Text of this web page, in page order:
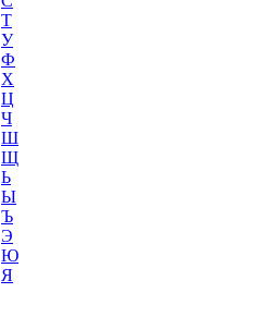
Т
У
Ф
Х
Ц
Ч
Ш
Щ
Ь
Ы
Ъ
Э
Ю
Я